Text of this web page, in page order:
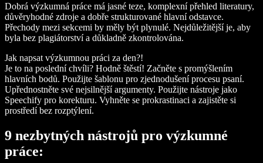
Dobrá výzkumná práce má jasné teze, komplexní přehled literatury,
důvěryhodné zdroje a dobře strukturované hlavní odstavce.
Přechody mezi sekcemi by měly být plynulé. Nejdůležitější je, aby
byla bez plagiátorství a důkladně zkontrolována.
Jak napsat výzkumnou práci za den?!
Je to na poslední chvíli? Hodně štěstí! Začněte s promýšlením
hlavních bodů. Použijte šablonu pro zjednodušení procesu psaní.
Upřednostněte své nejsilnější argumenty. Použijte nástroje jako
Speechify pro korekturu. Vyhněte se prokrastinaci a zajistěte si
prostředí bez rozptýlení.
9 nezbytných nástrojů pro výzkumné
práce: